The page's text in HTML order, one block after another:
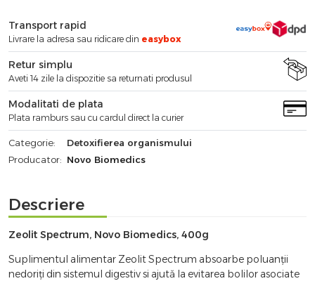
Transport rapid
Livrare la adresa sau ridicare din easybox
Retur simplu
Aveti 14 zile la dispozitie sa returnati produsul
Modalitati de plata
Plata ramburs sau cu cardul direct la curier
Categorie:
Detoxifierea organismului
Producator: Novo Biomedics
Descriere
Zeolit Spectrum, Novo Biomedics, 400g
Suplimentul alimentar Zeolit Spectrum absoarbe poluanții
nedoriţi din sistemul digestiv si ajută la evitarea bolilor asociate